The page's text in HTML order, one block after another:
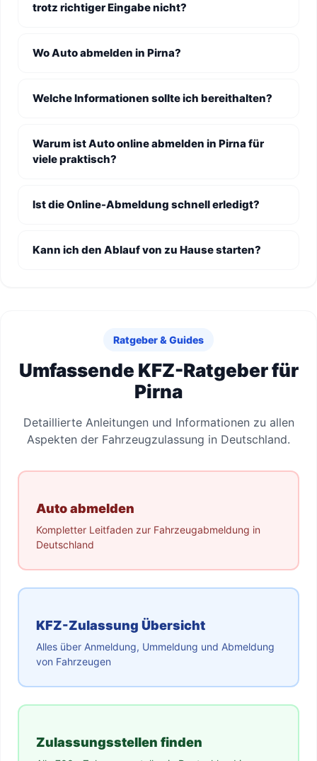
trotz richtiger Eingabe nicht?
Wo Auto abmelden in Pirna?
Welche Informationen sollte ich bereithalten?
Warum ist Auto online abmelden in Pirna für
viele praktisch?
Ist die Online-Abmeldung schnell erledigt?
Kann ich den Ablauf von zu Hause starten?
Ratgeber & Guides
Umfassende KFZ-Ratgeber für
Pirna
Detaillierte Anleitungen und Informationen zu allen
Aspekten der Fahrzeugzulassung in Deutschland.
Auto abmelden
Kompletter Leitfaden zur Fahrzeugabmeldung in
Deutschland
KFZ-Zulassung Übersicht
Alles über Anmeldung, Ummeldung und Abmeldung
von Fahrzeugen
Zulassungsstellen finden